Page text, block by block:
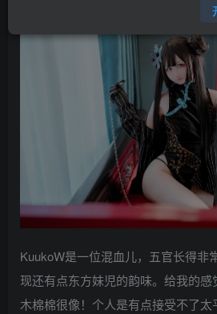
KuukoW是一位混血儿，五官长得非
现还有点东方妹児的韵味。给我的
木棉棉很像！个人是有点接受不了